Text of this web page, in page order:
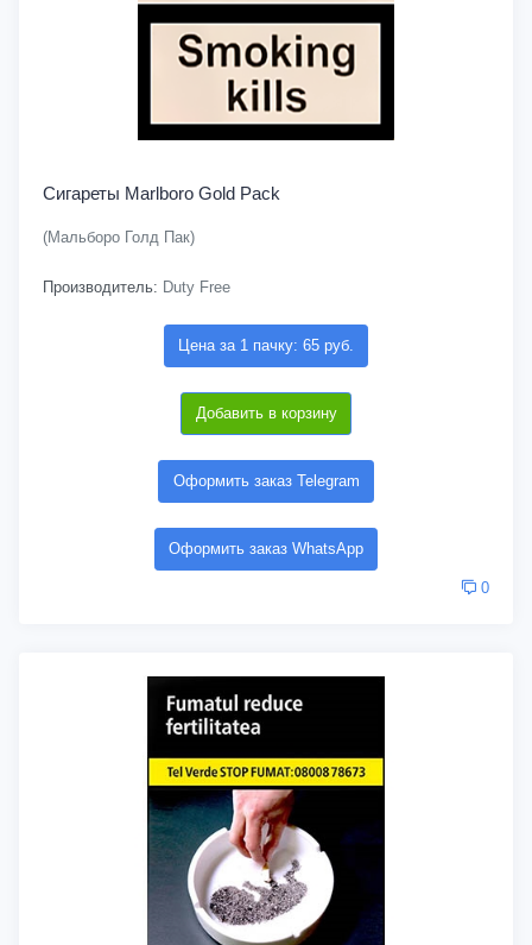
Сигареты Marlboro Gold Pack
(Мальборо Голд Пак)
Производитель: Duty Free
Цена за 1 пачку: 65 руб.
Добавить в корзину
Оформить заказ Telegram
Оформить заказ WhatsApp
0